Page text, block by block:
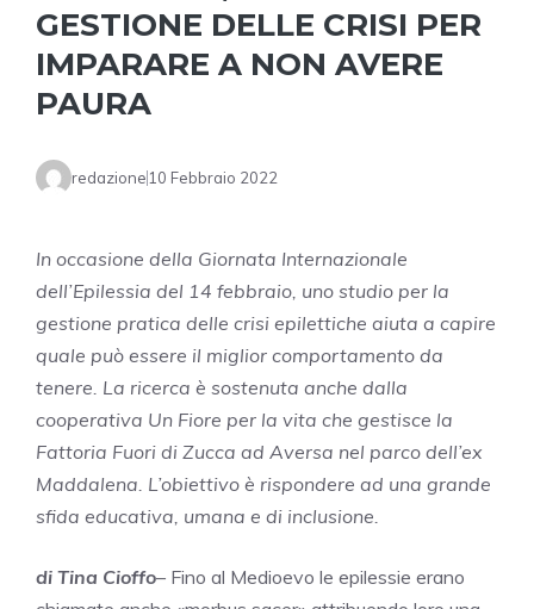
GESTIONE DELLE CRISI PER
IMPARARE A NON AVERE
PAURA
redazione 10 Febbraio 2022
In occasione della Giornata Internazionale
dell’Epilessia del 14 febbraio, uno studio per la
gestione pratica delle crisi epilettiche aiuta a capire
quale può essere il miglior comportamento da
tenere. La ricerca è sostenuta anche dalla
cooperativa Un Fiore per la vita che gestisce la
Fattoria Fuori di Zucca ad Aversa nel parco dell’ex
Maddalena. L’obiettivo è rispondere ad una grande
sfida educativa, umana e di inclusione.
di Tina Cioffo– Fino al Medioevo le epilessie erano